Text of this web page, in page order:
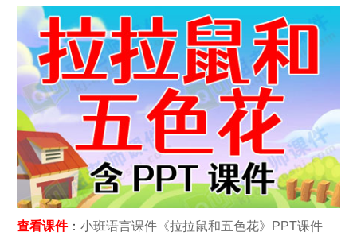
查看课件： 小班语言课件《拉拉鼠和五色花》PPT课件